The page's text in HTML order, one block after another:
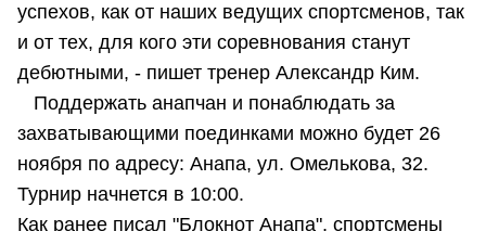
успехов, как от наших ведущих спортсменов, так
и от тех, для кого эти соревнования станут
дебютными, - пишет тренер Александр Ким.
Поддержать анапчан и понаблюдать за
захватывающими поединками можно будет 26
ноября по адресу: Анапа, ул. Омелькова, 32.
Турнир начнется в 10:00.
Как ранее писал "Блокнот Анапа", спортсмены